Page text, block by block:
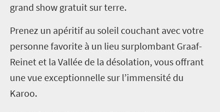
grand show gratuit sur terre.
Prenez un apéritif au soleil couchant avec votre
personne favorite à un lieu surplombant Graaf-
Reinet et la Vallée de la désolation, vous offrant
une vue exceptionnelle sur l’immensité du
Karoo.